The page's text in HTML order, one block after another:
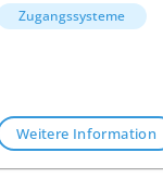
Zugangssysteme
Weitere Information